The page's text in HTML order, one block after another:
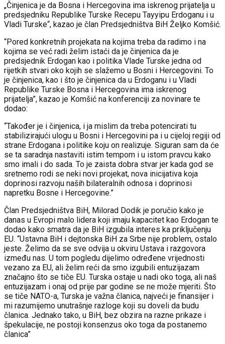
„Činjenica je da Bosna i Hercegovina ima iskrenog prijatelja u
predsjedniku Republike Turske Recepu Tayyipu Erdoganu i u
Vladi Turske“, kazao je član Predsjedništva BiH Željko Komšić.
“Pored konkretnih projekata na kojima treba da radimo i na
kojima se već radi želim istaći da je činjenica da je
predsjednik Erdogan kao i politika Vlade Turske jedna od
rijetkih stvari oko kojih se slažemo u Bosni i Hercegovini. To
je činjenica, kao i što je činjenica da u Erdoganu i u Vladi
Republike Turske Bosna i Hercegovina ima iskrenog
prijatelja”, kazao je Komšić na konferenciji za novinare te
dodao:
“Također je i činjenica, i ja mislim da treba potencirati tu
stabilizirajući ulogu u Bosni i Hercegovini pa i u cijeloj regiji od
strane Erdogana i politike koju on realizuje. Siguran sam da će
se ta saradnja nastaviti istim tempom i u istom pravcu kako
smo imali i do sada. To je zaista dobra stvar jer kada god se
sretnemo rodi se neki novi projekat, nova inicijativa koja
doprinosi razvoju naših bilateralnih odnosa i doprinosi
napretku Bosne i Hercegovine.”
Član Predsjedništva BiH, Milorad Dodik je poručio kako je
danas u Evropi malo lidera koji imaju kapacitet kao Erdogan te
dodao kako smatra da je BiH izgubila interes ka priključenju
EU. “Ustavna BiH i dejtonska BiH za Srbe nije problem, ostalo
jeste. Želimo da se sve odvija u okviru Ustava i razgovora
između nas. U tom pogledu dijelimo određene vrijednosti
vezano za EU, ali želim reći da smo izgubili entuzijazam
značajno što se tiče EU. Turska ostaje u nadi oko toga, ali naš
entuzijazam i onaj od prije par godine se ne može mjeriti. Što
se tiče NATO-a, Turska je važna članica, najveći je finansijer i
mi razumijemo unutrašnje razloge koji su doveli da budu
članica. Jednako tako, u BiH, bez obzira na razne prikaze i
špekulacije, ne postoji konsenzus oko toga da postanemo
članica”